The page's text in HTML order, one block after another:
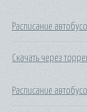
Расписание
Скачать через
Расписание